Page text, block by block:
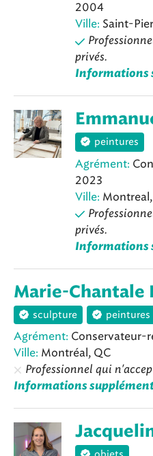
2004
Ville: Saint-
privés.
Informations
peintures
Agrément:
2023
Ville:
privés.
Informations
Marie-Chantale
sculpture peintures
Agrément: Conservateur-
Ville: Montréal, QC
Professionnel qui
Informations